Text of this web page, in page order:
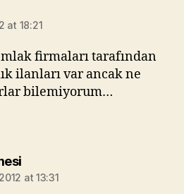
at 18:21
firmaları tarafından
ilanları var ancak ne
bilemiyorum…
says:
at 13:31